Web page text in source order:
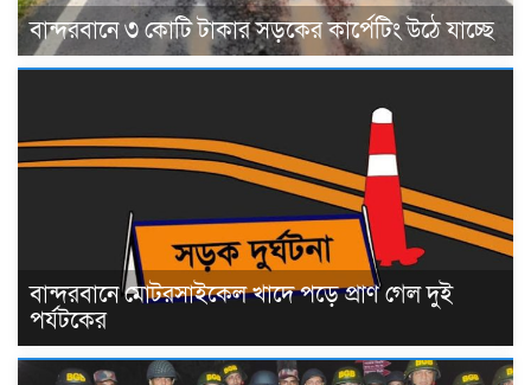
বান্দরবানে ৩ কোটি টাকার সড়কের কার্পেটিং উঠে যাচ্ছে
বান্দরবানে মোটরসাইকেল খাদে পড়ে প্রাণ গেল দুই
পর্যটকের